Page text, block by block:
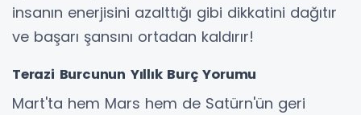
insanın enerjisini azalttığı gibi dikkatini dağıtır
ve başarı şansını ortadan kaldırır!
Terazi Burcunun Yıllık Burç Yorumu
Mart'ta hem Mars hem de Satürn'ün geri